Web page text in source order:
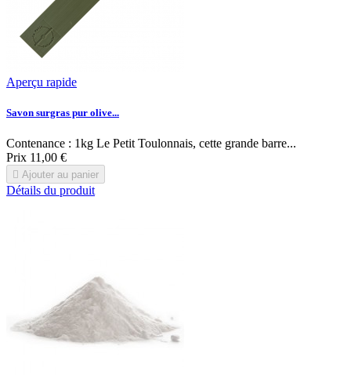
Aperçu rapide
Savon surgras pur olive...
Contenance : 1kg Le Petit Toulonnais, cette grande barre...
Prix 11,00 €
 Ajouter au panier
Détails du produit